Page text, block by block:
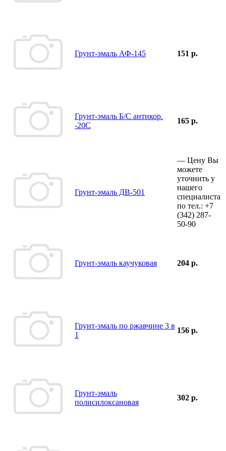
Грунт-эмаль АФ-145 151 р.
Грунт-эмаль Б/С антикор.
-20С
165 р.
Грунт-эмаль ДВ-501
— Цену Вы
можете
уточнить у
нашего
специалиста
по тел.: +7
(342) 287-
50-90
Грунт-эмаль каучуковая 204 р.
Грунт-эмаль по ржавчине 3 в
1
156 р.
Грунт-эмаль
полисилоксановая
302 р.